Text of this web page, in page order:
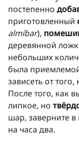
постепенно
приготовленный
almíbar),
деревянной
небольших
была
зависеть от
После того, как
липкое, но
шар, заверните в
на часа два.